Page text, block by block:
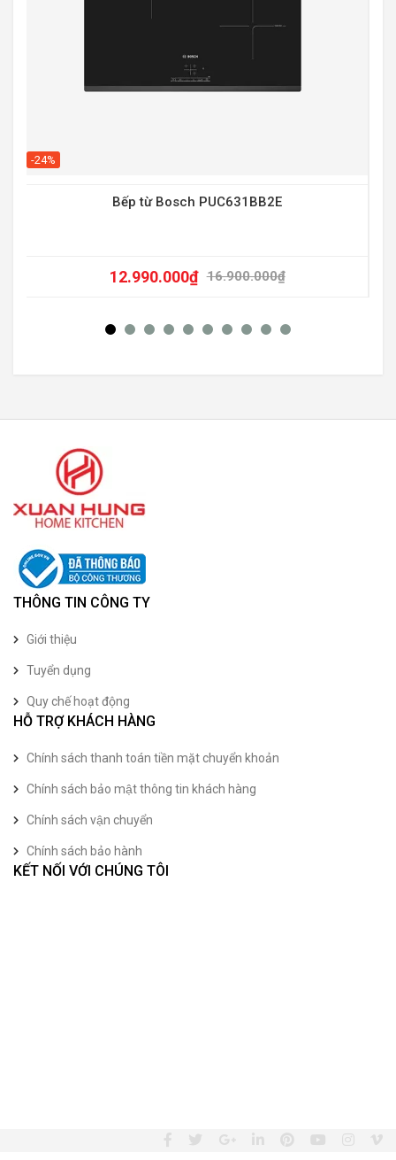
-24%
Bếp từ Bosch PUC631BB2E
16.900.000₫
12.990.000₫
THÔNG TIN CÔNG TY
Giới thiệu
Tuyển dụng
Quy chế hoạt động
HỖ TRỢ KHÁCH HÀNG
Chính sách thanh toán tiền mặt chuyển khoản
Chính sách bảo mật thông tin khách hàng
Chính sách vận chuyển
Chính sách bảo hành
KẾT NỐI VỚI CHÚNG TÔI